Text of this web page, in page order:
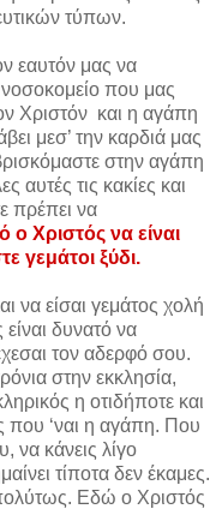
τύπων.
εαυτόν μας να
νοσοκομείο που μας
Χριστόν και η αγάπη
μεσ’ την καρδιά μας
στην αγάπη
τις κακίες και
πρέπει να
ο Χριστός να είναι
γεμάτοι ξύδι.
να είσαι γεμάτος χολή
δυνατό να
τον αδερφό σου.
στην εκκλησία,
η οτιδήποτε και
που ‘ναι η αγάπη. Που
να κάνεις λίγο
τίποτα δεν έκαμες.
Εδώ ο Χριστός